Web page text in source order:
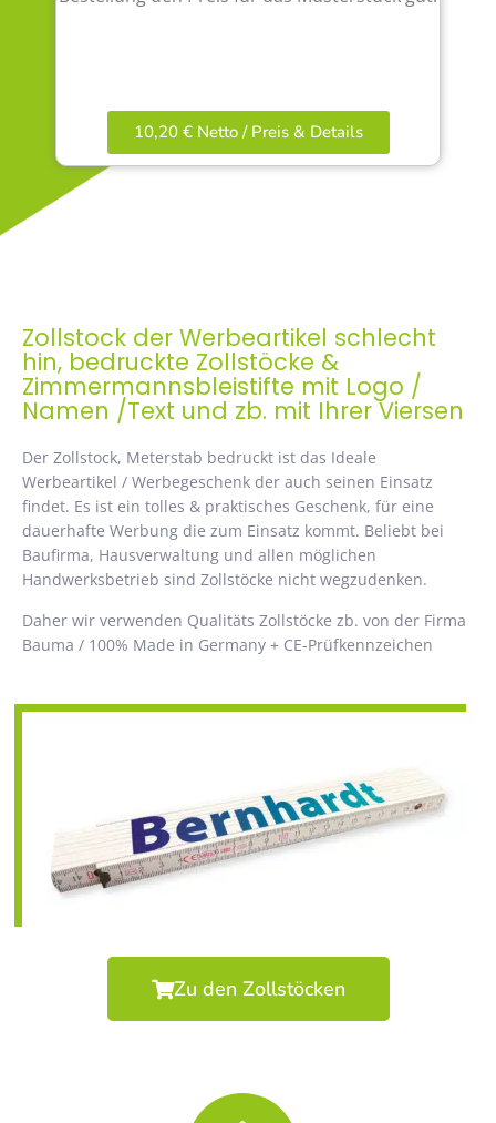
10,20 € Netto / Preis & Details
Zollstock der Werbeartikel schlecht
hin, bedruckte Zollstöcke &
Zimmermannsbleistifte mit Logo /
Namen /Text und zb. mit Ihrer Viersen
Der Zollstock, Meterstab bedruckt ist das Ideale
Werbeartikel / Werbegeschenk der auch seinen Einsatz
findet. Es ist ein tolles & praktisches Geschenk, für eine
dauerhafte Werbung die zum Einsatz kommt. Beliebt bei
Baufirma, Hausverwaltung und allen möglichen
Handwerksbetrieb sind Zollstöcke nicht wegzudenken.
Daher wir verwenden Qualitäts Zollstöcke zb. von der Firma
Bauma / 100% Made in Germany + CE-Prüfkennzeichen
Zu den Zollstöcken